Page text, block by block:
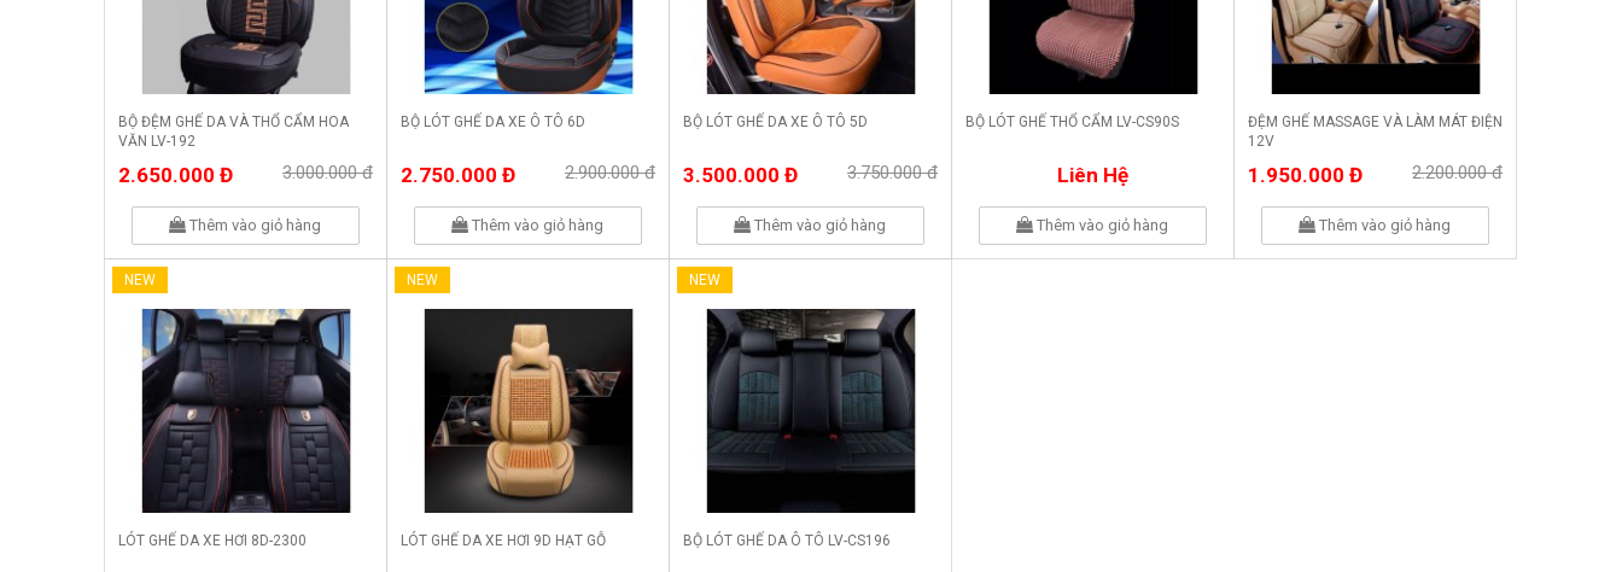
BỘ ĐỆM GHẾ DA VÀ THỔ CẨM HOA
VĂN LV-192
2.650.000 Đ 3.000.000 đ
Thêm vào giỏ hàng
BỘ LÓT GHẾ DA XE Ô TÔ 6D
2.750.000 Đ 2.900.000 đ
Thêm vào giỏ hàng
BỘ LÓT GHẾ DA XE Ô TÔ 5D
3.500.000 Đ 3.750.000 đ
Thêm vào giỏ hàng
BỘ LÓT GHẾ THỔ CẨM LV-CS90S
Liên Hệ
Thêm vào giỏ hàng
ĐỆM GHẾ MASSAGE VÀ LÀM MÁT ĐIỆN
12V
1.950.000 Đ 2.200.000 đ
Thêm vào giỏ hàng
NEW
LÓT GHẾ DA XE HƠI 8D-2300
NEW
LÓT GHẾ DA XE HƠI 9D HẠT GỖ
NEW
BỘ LÓT GHẾ DA Ô TÔ LV-CS196